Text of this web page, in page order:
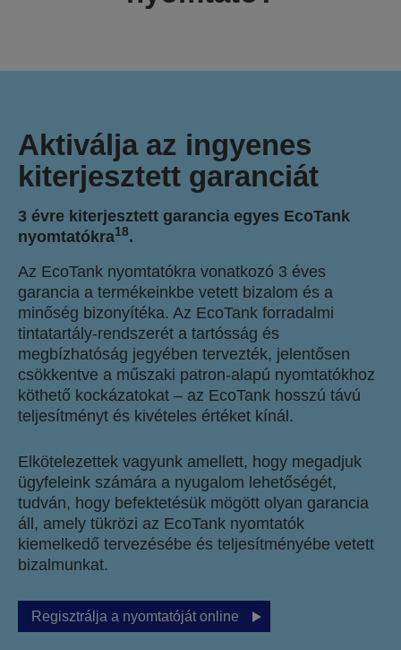
Aktiválja az ingyenes
kiterjesztett garanciát
3 évre kiterjesztett garancia egyes EcoTank
nyomtatókra18.
Az EcoTank nyomtatókra vonatkozó 3 éves
garancia a termékeinkbe vetett bizalom és a
minőség bizonyítéka. Az EcoTank forradalmi
tintatartály-rendszerét a tartósság és
megbízhatóság jegyében tervezték, jelentősen
csökkentve a műszaki patron-alapú nyomtatókhoz
köthető kockázatokat – az EcoTank hosszú távú
teljesítményt és kivételes értéket kínál.
Elkötelezettek vagyunk amellett, hogy megadjuk
ügyfeleink számára a nyugalom lehetőségét,
tudván, hogy befektetésük mögött olyan garancia
áll, amely tükrözi az EcoTank nyomtatók
kiemelkedő tervezésébe és teljesítményébe vetett
bizalmunkat.
Regisztrálja a nyomtatóját online